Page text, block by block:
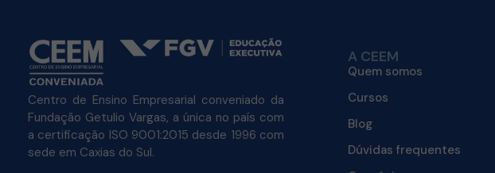
Centro de Ensino Empresarial conveniado da
Fundação Getulio Vargas, a única no país com
a certificação ISO 9001:2015 desde 1996 com
sede em Caxias do Sul.
A CEEM
Quem somos
Cursos
Blog
Dúvidas frequentes